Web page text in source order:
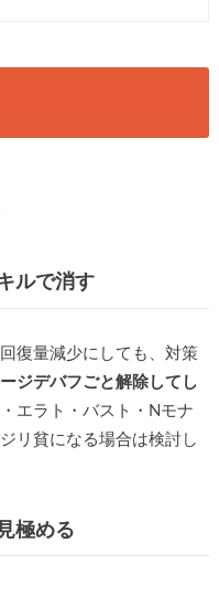
ルで消す
復量減少にしても、対策
ジデバフごと解除してし
エラト・バスト・Nモナ
リ貧になる場合は検討し
極める